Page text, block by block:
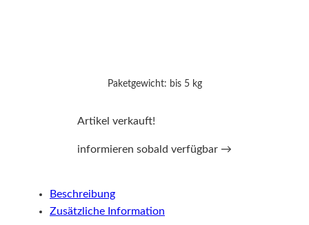
Paketgewicht: bis 5 kg
Artikel verkauft!
informieren sobald verfügbar →
Beschreibung
Zusätzliche Information